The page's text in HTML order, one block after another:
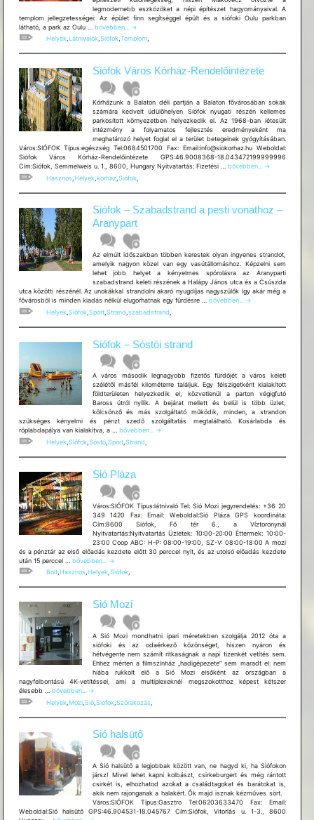
legmodernebb eszközöket a népi építészet hagyományaival. A
templom jellegzetességei: Az épület finn segítséggel épült és a siófoki Oulu parkban
látható, a park az Oulu … Siófoki
Evangélikus
templom
bővebben...
→
Helyek,Látnivalók,Siófok,Templom,
Siófok Város Kórház-Rendelőintézete
Kórházunk a Balaton déli partján a Balaton fõvárosában sokak
számára kedvelt üdülõhelyen Siófok nyugati részén kellemes
parkosított környezetben helyezkedik el. Az 1968-ban létesült
intézmény a folyamatos fejlesztés eredményeként ma
meghatározó helyet foglal el a terület betegeinek gyógyításában.
Város:SIÓFOK Típus:egészség Tel:0684501700 Fax: Email:info@siokorhaz.hu Weboldal:
Siófok Város Kórház-Rendelőintézete GPS:46.9008368-18.043472199999996
Cím:Siófok, Semmelweis u. 1., 8600, Hungary Nyitvatartás: Fizetési … Siófok
Rendelőintézete
bővebben...
→
Hasznos, Helyek, korhaz, Siófok,
Siófok – Szabadstrand a pesti vonathoz –
Aranypart
Az elmúlt időszakban többen kerestek olyan ingyenes strandot,
amelyik nagyon közel van egy vasútállomáshoz. Képzelni sem
lehet jobb helyet a kényelmes spórolásra az Aranyparti
szabadstrand keleti részének a Halápy János utca és a Csúszda
utca közötti részénél. Az unokákkal strandolni akaró nyugdíjas nagyszülők így akár még a
fővárosból is minden kiadás nélkül elugorhatnak egy fürdésre … Siófok
a
bővebben...
→
Helyek, Siófok, Sport, Strand szabadstrand
Siófok – Sóstói strand
A város második legnagyobb fizetős fürdőjét a város keleti
szélétől másfél kilométerre találjuk. Egy félszigetként kialakított
földterületen helyezkedik el, közvetlenül a parton végigfutó
Baross útról nyílik. A bejárat mellett és belül is több üzlet,
kölcsönző és más szolgáltató működik, minden, a strandon
szükséges kényelmi és pénzt szedő szolgáltatás megtalálható. Kosárlabda és
röplabdapálya van kialakítva, a … Siófok
Sóstói
strand
bővebben... →
Helyek, Siófok, Sóstó, Sport, Strand
Sió Pláza
Város:SIÓFOK Típus:látnivaló Tel: Sió Mozi jegyrendelés: +36 20
349 1420 Fax: Email: Weboldal:Sió Pláza GPS koordináta:
Cím:8600 Siófok, Fő tér 6., a Víztoronynál
Nyitvatartás:Nyitvatartás Üzletek: 10:00-20:00 Éttermek: 10:00-
23:00 Coop ABC: H-P: 08:00-19:00, SZ-V: 08:00-18:00 A mozi
és a pénztár az első előadás kezdete előtt 30 perccel nyit, és az utolsó előadás kezdete
után 15 perccel … Sió
bővebben...
→
Bolt,Hasznos,Helyek,Siófok,
Sió Mozi
A Sió Mozi mondhatni ipari méretekben szolgálja 2012 óta a
siófoki és az odaérkező közönséget, hiszen nyáron és
hétvégente nem számít ritkaságnak a napi tizenkét vetítés sem.
Ehhez mérten a filmszínház „hadigépezete” sem maradt el: nem
hiába rukkolt elő a Sió Mozi elsőként az országban a
nagyfelbontású 4K-vetítéssel, ami a multiplexeknél megszokotthoz képest kétszer
élesebb … Sió
Mozi
bővebben...
→
Helyek, Mozi, Sió, Siófok, Szórakozás,
Sió halsütő
A Sió halsütő a legjobbak között van, ne hagyd ki, ha Siófokon
jársz! Mivel lehet kapni kolbászt, csirkeburgert és még rántott
csirkét is, elhozhatod azokat a családtagokat és barátokat is,
akik nem rajonganak a halakért. Ők majd isznak kézműves sört.
Város:SIÓFOK Típus:Gasztro Tel:06203633470 Fax: Email:
Weboldal:Sió halsütő GPS:46.904531-18.045767 Cím:Siófok, Vitorlás u. 1-3., 8600